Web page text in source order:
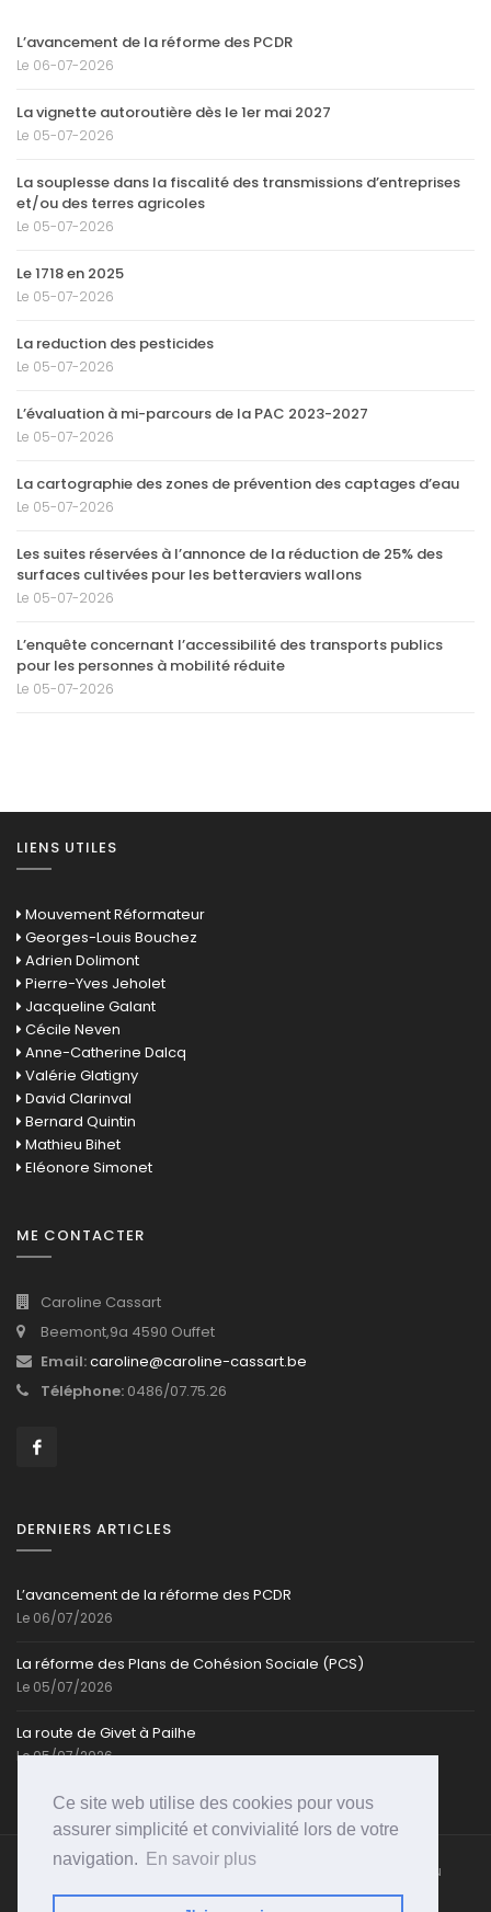
Ce site web utilise des cookies pour vous
assurer simplicité et convivialité lors de votre
navigation.
En savoir plus
L’avancement de la réforme des PCDR
Le 06-07-2026
La vignette autoroutière dès le 1er mai 2027
Le 05-07-2026
La souplesse dans la fiscalité des transmissions d’entreprises
et/ou des terres agricoles
Le 05-07-2026
Le 1718 en 2025
Le 05-07-2026
La reduction des pesticides
Le 05-07-2026
L’évaluation à mi-parcours de la PAC 2023-2027
Le 05-07-2026
La cartographie des zones de prévention des captages d’eau
Le 05-07-2026
Les suites réservées à l’annonce de la réduction de 25% des
surfaces cultivées pour les betteraviers wallons
Le 05-07-2026
L’enquête concernant l’accessibilité des transports publics
pour les personnes à mobilité réduite
Le 05-07-2026
LIENS UTILES
Mouvement Réformateur
Georges-Louis Bouchez
Adrien Dolimont
Pierre-Yves Jeholet
Jacqueline Galant
Cécile Neven
Anne-Catherine Dalcq
Valérie Glatigny
David Clarinval
Bernard Quintin
Mathieu Bihet
Eléonore Simonet
ME CONTACTER
Caroline Cassart
Beemont,9a 4590 Ouffet
Email:caroline@caroline-cassart.be
Téléphone: 0486/07.75.26
DERNIERS ARTICLES
L’avancement de la réforme des PCDR
Le 06/07/2026
La réforme des Plans de Cohésion Sociale (PCS)
Le 05/07/2026
La route de Givet à Pailhe
Le 05/07/2026
Caroline-Cassart.be @ Toute reproduction partielle ou
totale est strictement interdite | Propulsé parPSI-